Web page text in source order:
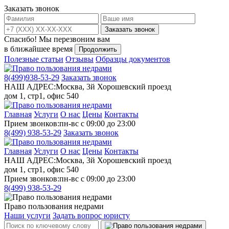
Заказать звонок
Заказать звонок
Спасибо! Мы перезвоним вам
в ближайшее время
Продолжить
Полезные статьи Отзывы Образцы документов
8(499)938-53-29 Заказать звонок
НАШ АДРЕС:Москва, 3й Хорошевский проезд
дом 1, стр1, офис 540
Главная Услуги О нас Цены Контакты
Прием звонков:пн-вс с 09:00 до 23:00
8(499) 938-53-29 Заказать звонок
Главная Услуги О нас Цены Контакты
НАШ АДРЕС:Москва, 3й Хорошевский проезд
дом 1, стр1, офис 540
Прием звонков:пн-вс с 09:00 до 23:00
8(499) 938-53-29
Право пользования недрами
Наши услуги Задать вопрос юристу